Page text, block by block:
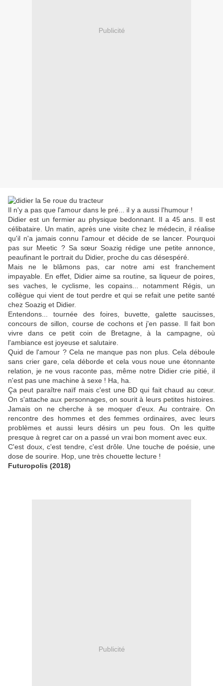
Publicité
Il n'y a pas que l'amour dans le pré... il y a aussi l'humour !
Didier est un fermier au physique bedonnant. Il a 45 ans. Il est
célibataire. Un matin, après une visite chez le médecin, il réalise
qu'il n'a jamais connu l'amour et décide de se lancer. Pourquoi
pas sur Meetic ? Sa sœur Soazig rédige une petite annonce,
peaufinant le portrait du Didier, proche du cas désespéré.
Mais ne le blâmons pas, car notre ami est franchement
impayable. En effet, Didier aime sa routine, sa liqueur de poires,
ses vaches, le cyclisme, les copains... notamment Régis, un
collègue qui vient de tout perdre et qui se refait une petite santé
chez Soazig et Didier.
Entendons... tournée des foires, buvette, galette saucisses,
concours de sillon, course de cochons et j'en passe. Il fait bon
vivre dans ce petit coin de Bretagne, à la campagne, où
l'ambiance est joyeuse et salutaire.
Quid de l'amour ? Cela ne manque pas non plus. Cela déboule
sans crier gare, cela déborde et cela vous noue une étonnante
relation, je ne vous raconte pas, même notre Didier crie pitié, il
n'est pas une machine à sexe ! Ha, ha.
Ça peut paraître naïf mais c'est une BD qui fait chaud au cœur.
On s'attache aux personnages, on sourit à leurs petites histoires.
Jamais on ne cherche à se moquer d'eux. Au contraire. On
rencontre des hommes et des femmes ordinaires, avec leurs
problèmes et aussi leurs désirs un peu fous. On les quitte
presque à regret car on a passé un vrai bon moment avec eux.
C'est doux, c'est tendre, c'est drôle. Une touche de poésie, une
dose de sourire. Hop, une très chouette lecture !
Futuropolis (2018)
Publicité